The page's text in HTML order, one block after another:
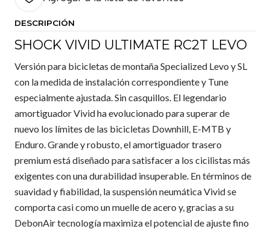
DESCRIPCIÓN
SHOCK VIVID ULTIMATE RC2T LEVO
Versión para bicicletas de montaña Specialized Levo y SL
con la medida de instalación correspondiente y Tune
especialmente ajustada. Sin casquillos. El legendario
amortiguador Vivid ha evolucionado para superar de
nuevo los límites de las bicicletas Downhill, E-MTB y
Enduro. Grande y robusto, el amortiguador trasero
premium está diseñado para satisfacer a los cicilistas más
exigentes con una durabilidad insuperable. En términos de
suavidad y fiabilidad, la suspensión neumática Vivid se
comporta casi como un muelle de acero y, gracias a su
DebonAir tecnología maximiza el potencial de ajuste fino